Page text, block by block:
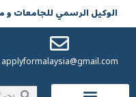
الوکیل الرسمي للجامعات و
applyformalaysia@gmail.com